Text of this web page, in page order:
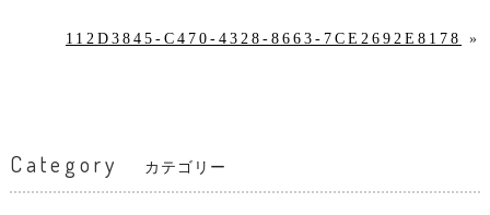
112D3845-C470-4328-8663-7CE2692E8178 »
Category カテゴリー